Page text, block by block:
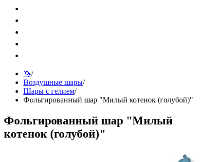
🦄/
Воздушные шары/
Шары с гелием/
Фольгированный шар "Милый котенок (голубой)"
Фольгированный шар "Милый
котенок (голубой)"